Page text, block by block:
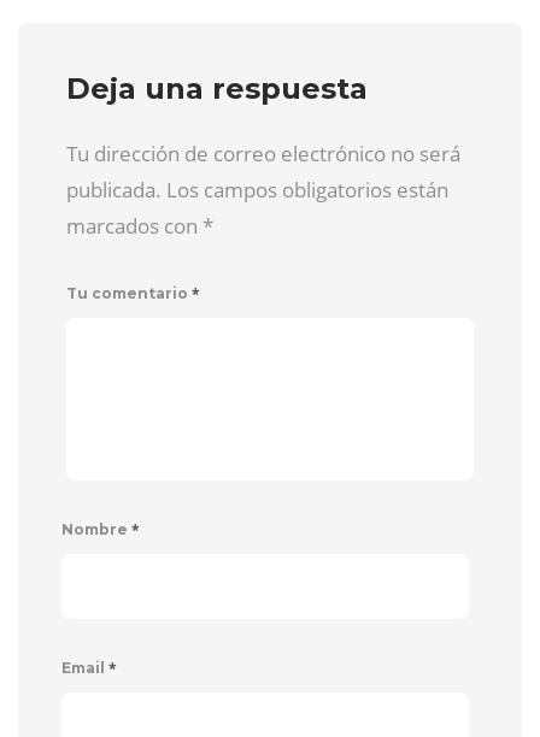
Deja una respuesta
Tu dirección de correo electrónico no será
publicada. Los campos obligatorios están
marcados con *
Tu comentario *
Nombre *
Email *